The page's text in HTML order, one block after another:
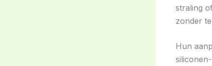
straling
zonder
Hun